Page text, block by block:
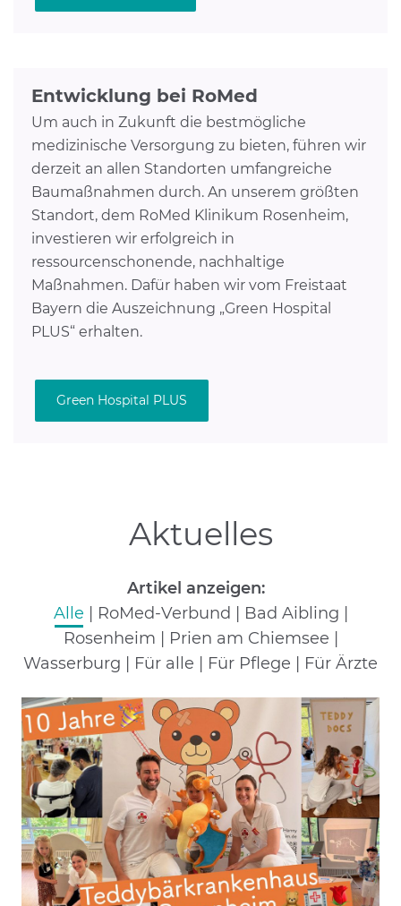
Entwicklung bei RoMed
Um auch in Zukunft die bestmögliche
medizinische Versorgung zu bieten, führen wir
derzeit an allen Standorten umfangreiche
Baumaßnahmen durch. An unserem größten
Standort, dem RoMed Klinikum Rosenheim,
investieren wir erfolgreich in
ressourcenschonende, nachhaltige
Maßnahmen. Dafür haben wir vom Freistaat
Bayern die Auszeichnung „Green Hospital
PLUS“ erhalten.
Green Hospital PLUS
Aktuelles
Artikel anzeigen:
Alle
RoMed-Verbund Bad Aibling
Rosenheim
Prien am Chiemsee
Wasserburg
Für alle Für Pflege Für Ärzte